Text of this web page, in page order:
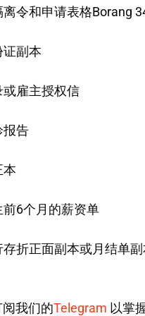
离令和申请表格Borang
证副本
雇主授权信
报告
本
前6个月的薪资单
折正面副本或月结单副
我们的Telegram 以掌